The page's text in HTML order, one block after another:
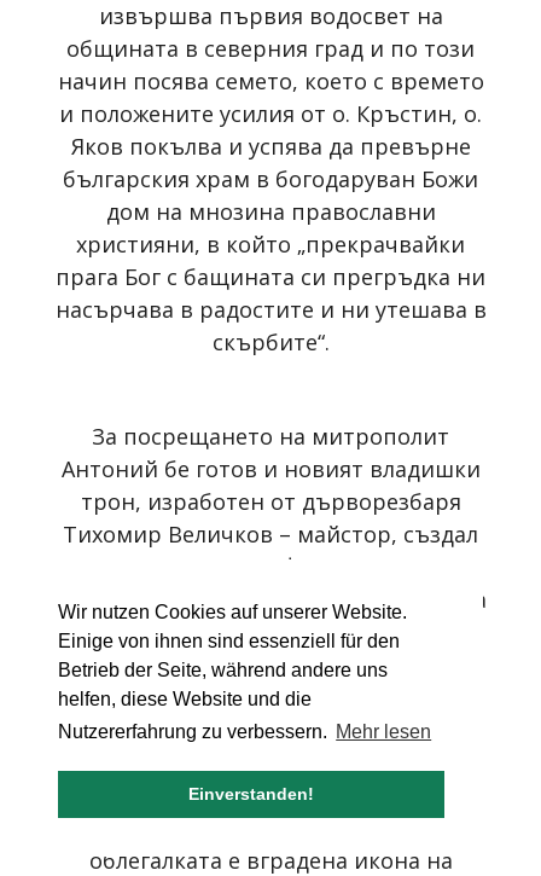
Wir nutzen Cookies auf unserer Website.
Einige von ihnen sind essenziell für den
Betrieb der Seite, während andere uns
helfen, diese Website und die
Nutzererfahrung zu verbessern. Mehr lesen
Einverstanden!
извършва първия водосвет на
общината в северния град и по този
начин посява семето, което с времето
и положените усилия от о. Кръстин, о.
Яков покълва и успява да превърне
българския храм в богодаруван Божи
дом на мнозина православни
християни, в който „прекрачвайки
прага Бог с бащината си прегръдка ни
насърчава в радостите и ни утешава в
скърбите“.
За посрещането на митрополит
Антоний бе готов и новият владишки
трон, изработен от дърворезбаря
Тихомир Величков – майстор, създал
и задолтарните шкафове и певницата
в църквата. Тронът е предназначен за
най-висшия по чин архиерей,
присъстващ на богослужението.
Неговото наименование произлиза от
титлата „владика“, използвана за
падането на балканските християнски
държави под османско владичество. В
облегалката е вградена икона на